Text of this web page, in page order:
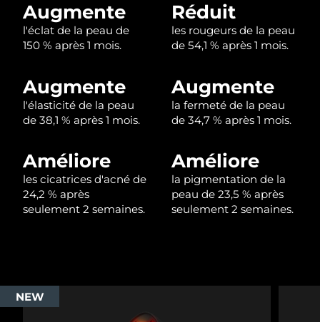
Augmente
l'éclat de la peau de
150 % après 1 mois.
Réduit
les rougeurs de la peau
de 54,1 % après 1 mois.
Augmente
l'élasticité de la peau
de 38,1 % après 1 mois.
Augmente
la fermeté de la peau
de 34,7 % après 1 mois.
Améliore
les cicatrices d'acné de
24,2 % après
seulement 2 semaines.
Améliore
la pigmentation de la
peau de 23,5 % après
seulement 2 semaines.
NEW